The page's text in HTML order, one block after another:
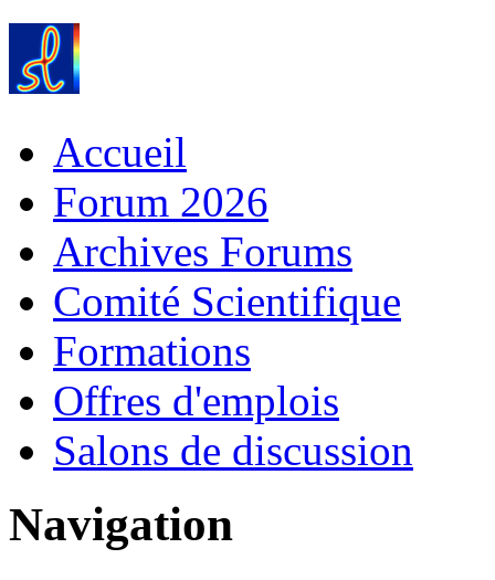
Accueil
Forum 2026
Archives Forums
Comité Scientifique
Formations
Offres d'emplois
Salons de discussion
Navigation